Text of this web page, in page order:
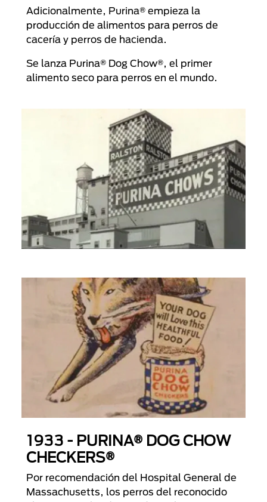
Adicionalmente, Purina® empieza la
producción de alimentos para perros de
cacería y perros de hacienda.
Se lanza Purina® Dog Chow®, el primer
alimento seco para perros en el mundo.
1933 - PURINA® DOG CHOW
CHECKERS®
Por recomendación del Hospital General de
Massachusetts, los perros del reconocido